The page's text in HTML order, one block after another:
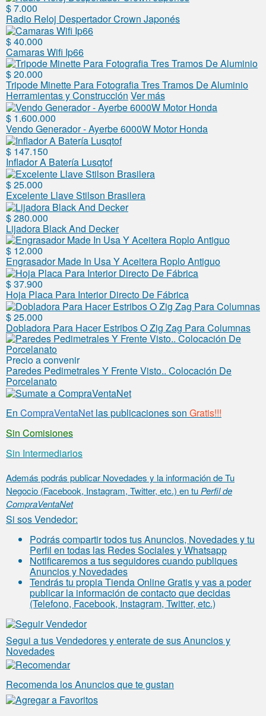
$ 7.000
Radio Reloj Despertador Crown Japonés
$ 40.000
Camaras Wifi Ip66
$ 20.000
Tripode Minette Para Fotografia Tres Tramos De Aluminio
Herramientas y Construcción Ver más
$ 1.600.000
Vendo Generador - Ayerbe 6000W Motor Honda
$ 147.150
Inflador A Batería Lusqtof
$ 25.000
Excelente Llave Stilson Brasilera
$ 280.000
Lijadora Black And Decker
$ 12.000
Engrasador Made In Usa Y Aceitera Roplo Antiguo
$ 37.900
Hoja Placa Para Interior Directo De Fábrica
$ 25.000
Dobladora Para Hacer Estribos O Zig Zag Para Columnas
Precio a convenir
Paredes Pedimetrales Y Frente Visto.. Colocación De
Porcelanato
En CompraVentaNet las publicaciones son Gratis!!!
Sin Comisiones
Sin Intermediarios
Además podrás publicar Novedades y la información de Tu
Negocio (Facebook, Instagram, Twitter, etc.) en tu Perfil de
CompraVentaNet
Si sos Vendedor:
Podrás compartir todos tus Anuncios, Novedades y tu
Perfil en todas las Redes Sociales y Whatsapp
Notificaremos a tus seguidores cuando publiques
Anuncios y Novedades
Tendrás tu propia Tienda Online Gratis y vas a poder
publicar la información de contacto que decidas
(Telefono, Facebook, Instagram, Twitter, etc.)
Segui a tus Vendedores y enterate de sus Anuncios y
Novedades
Recomenda los Anuncios que te gustan